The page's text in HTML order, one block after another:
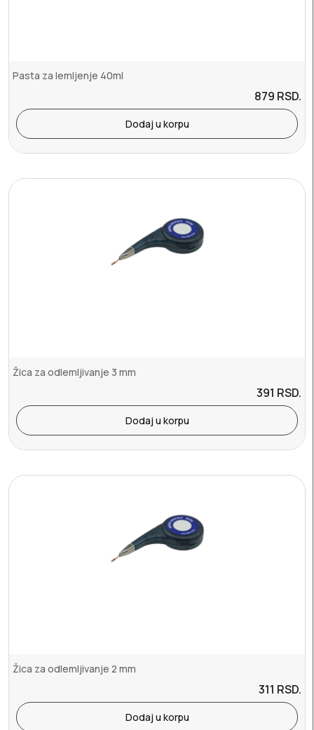
Pasta za lemljenje 40ml
879 RSD.
Dodaj u korpu
Žica za odlemljivanje 3 mm
391 RSD.
Dodaj u korpu
Žica za odlemljivanje 2 mm
311 RSD.
Dodaj u korpu